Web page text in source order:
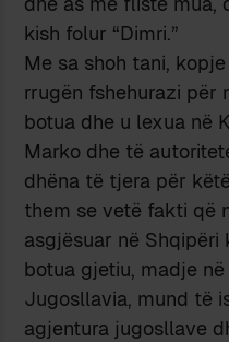
kish folur “Dimri.”
Me sa shoh tani,
rrugën fshehurazi për
botua dhe u lexua në
Marko dhe të
dhëna të tjera për
them se vetë fakti që
asgjësuar në
botua gjetiu, madje në
Jugosllavia, mund të
agjentura jugosllave